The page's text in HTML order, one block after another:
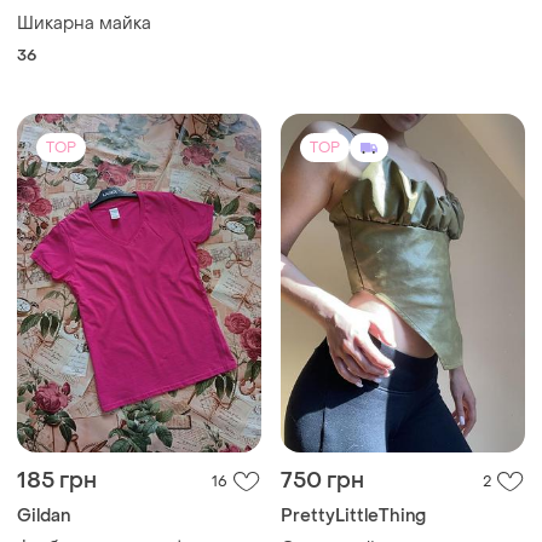
Шикарна майка
36
TOP
185 грн 16
Gildan
TOP
750 грн 2
PrettyLittleThing